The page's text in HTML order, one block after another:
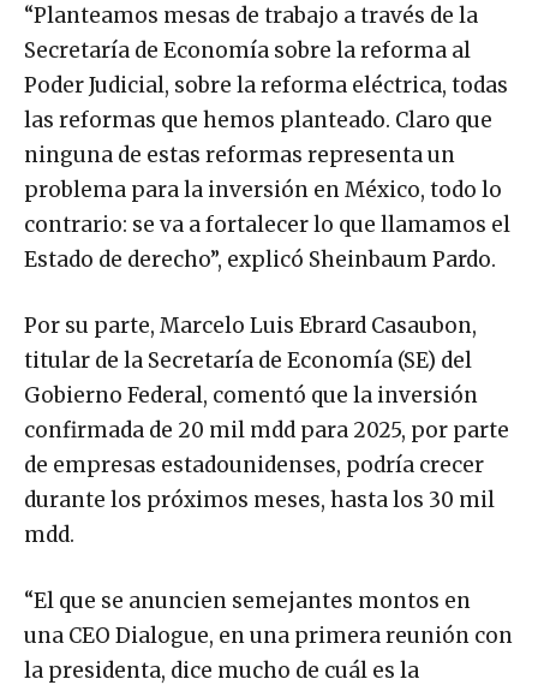
“Planteamos mesas de trabajo a través de la
Secretaría de Economía sobre la reforma al
Poder Judicial, sobre la reforma eléctrica, todas
las reformas que hemos planteado. Claro que
ninguna de estas reformas representa un
problema para la inversión en México, todo lo
contrario: se va a fortalecer lo que llamamos el
Estado de derecho”, explicó Sheinbaum Pardo.
Por su parte, Marcelo Luis Ebrard Casaubon,
titular de la Secretaría de Economía (SE) del
Gobierno Federal, comentó que la inversión
confirmada de 20 mil mdd para 2025, por parte
de empresas estadounidenses, podría crecer
durante los próximos meses, hasta los 30 mil
mdd.
“El que se anuncien semejantes montos en
una CEO Dialogue, en una primera reunión con
la presidenta, dice mucho de cuál es la